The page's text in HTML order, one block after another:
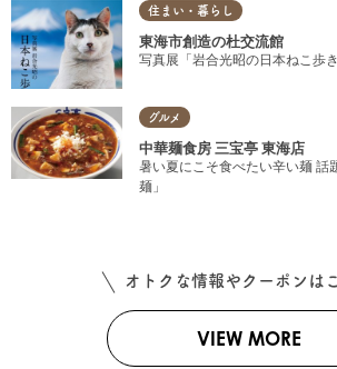
住まい・暮らし
東海市創造の杜交流館
写真展「岩合光昭の日本ねこ歩
グルメ
中華麺食房 三宝亭 東海店
暑い夏にこそ食べたい辛い麺 話
麺」
オトクな情報やクーポンは
VIEW MORE